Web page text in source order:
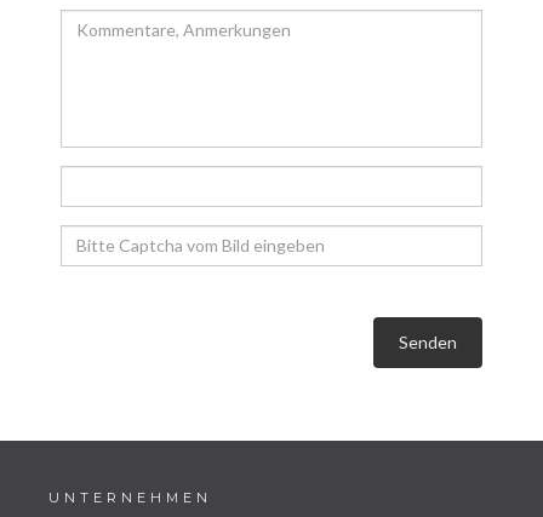
Senden
UNTERNEHMEN